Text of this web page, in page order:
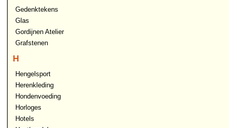
Gedenktekens
Glas
Gordijnen Atelier
Grafstenen
H
Hengelsport
Herenkleding
Hondenvoeding
Horloges
Hotels